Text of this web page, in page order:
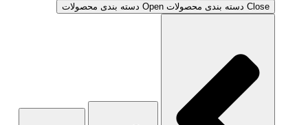
Close دسته بندی محصولات Open دسته بندی محصولات